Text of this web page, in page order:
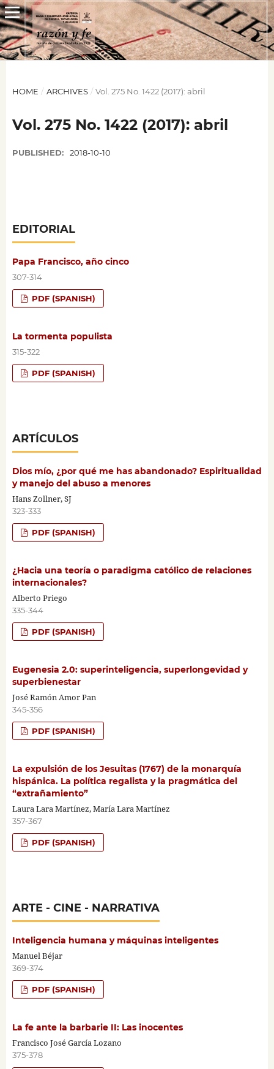
HOME / ARCHIVES / Vol. 275 No. 1422 (2017): abril
Vol. 275 No. 1422 (2017): abril
PUBLISHED: 2018-10-10
EDITORIAL
Papa Francisco, año cinco
307-314
PDF (SPANISH)
La tormenta populista
315-322
PDF (SPANISH)
ARTÍCULOS
Dios mío, ¿por qué me has abandonado? Espiritualidad
y manejo del abuso a menores
Hans Zollner, SJ
323-333
PDF (SPANISH)
¿Hacia una teoría o paradigma católico de relaciones
internacionales?
Alberto Priego
335-344
PDF (SPANISH)
Eugenesia 2.0: superinteligencia, superlongevidad y
superbienestar
José Ramón Amor Pan
345-356
PDF (SPANISH)
La expulsión de los Jesuitas (1767) de la monarquía
hispánica. La política regalista y la pragmática del
“extrañamiento”
Laura Lara Martínez, María Lara Martínez
357-367
PDF (SPANISH)
ARTE - CINE - NARRATIVA
Inteligencia humana y máquinas inteligentes
Manuel Béjar
369-374
PDF (SPANISH)
La fe ante la barbarie II: Las inocentes
Francisco José García Lozano
375-378